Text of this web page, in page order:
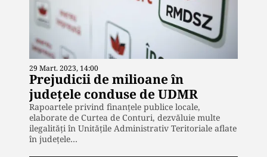
29 Mart. 2023, 14:00
Prejudicii de milioane în
județele conduse de UDMR
Rapoartele privind finanțele publice locale,
elaborate de Curtea de Conturi, dezvăluie multe
ilegalități în Unitățile Administrativ Teritoriale aflate
în județele…